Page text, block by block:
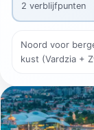
2 verblijfpunten
Noord voor
kust (Vardzia +